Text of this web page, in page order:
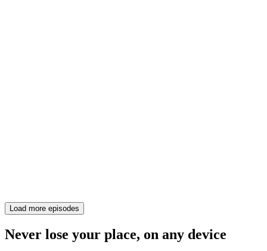
Load more episodes
Never lose your place, on any device